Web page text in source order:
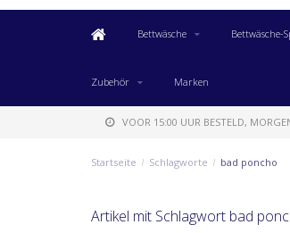
Bettwäsche Bettwäsche-
Zubehör Marken
VOOR 15:00 UUR BESTELD,
Startseite / Schlagworte / bad poncho
Artikel mit Schlagwort bad